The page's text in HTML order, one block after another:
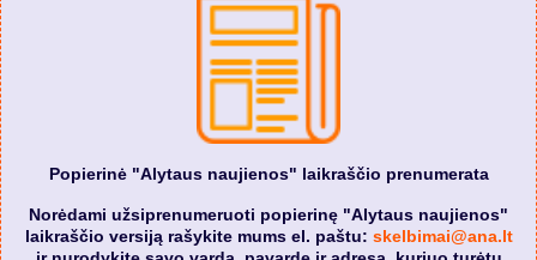
Popierinė "Alytaus naujienos" laikraščio prenumerata
Norėdami užsiprenumeruoti popierinę "Alytaus naujienos"
laikraščio versiją rašykite mums el. paštu: skelbimai@ana.lt